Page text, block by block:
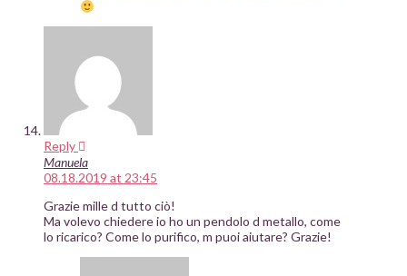
Reply
Manuela
08.18.2019 at 23:45
Grazie mille d tutto ciò!
Ma volevo chiedere io ho un pendolo d metallo, come
lo ricarico? Come lo purifico, m puoi aiutare? Grazie!